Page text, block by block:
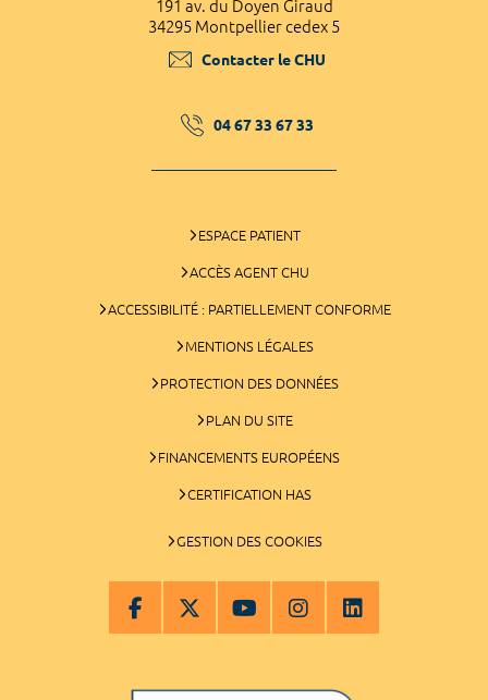
191 av. du Doyen Giraud
34295 Montpellier cedex 5
Contacter le CHU
04 67 33 67 33
ESPACE PATIENT
ACCÈS AGENT CHU
ACCESSIBILITÉ : PARTIELLEMENT CONFORME
MENTIONS LÉGALES
PROTECTION DES DONNÉES
PLAN DU SITE
FINANCEMENTS EUROPÉENS
CERTIFICATION HAS
GESTION DES COOKIES